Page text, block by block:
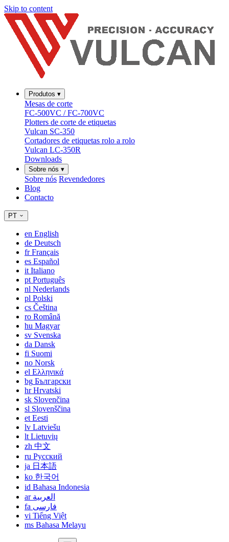
Skip to content
Produtos ▾
Mesas de corte
FC-500VC / FC-700VC
Plotters de corte de etiquetas
Vulcan SC-350
Cortadores de etiquetas rolo a rolo
Vulcan LC-350R
Downloads
Sobre nós ▾
Sobre nós Revendedores
Blog
Contacto
PT
en English
de Deutsch
frFrançais
es Español
it Italiano
pt Português
nl Nederlands
pl Polski
cs Čeština
ro Română
hu Magyar
sv Svenska
da Dansk
fi Suomi
no Norsk
el Ελληνικά
bg Български
hrHrvatski
sk Slovenčina
sl Slovenščina
et Eesti
lv Latviešu
lt Lietuvių
zh 中文
ru Русский
ja 日本語
ko 한국어
id Bahasa Indonesia
ar العربية
fa فارسی
vi Tiếng Việt
ms Bahasa Melayu